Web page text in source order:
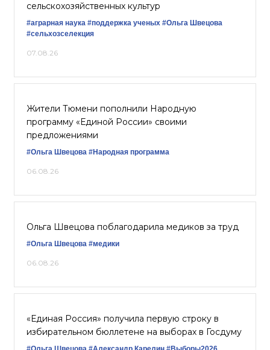
сельскохозяйственных культур
#аграрная наука #поддержка ученых #Ольга Швецова
#сельхозселекция
07.08.26
Жители Тюмени пополнили Народную
программу «Единой России» своими
предложениями
#Ольга Швецова #Народная программа
06.08.26
Ольга Швецова поблагодарила медиков за труд
#Ольга Швецова #медики
06.08.26
«Единая Россия» получила первую строку в
избирательном бюллетене на выборах в Госдуму